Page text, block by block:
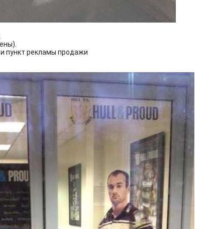
пункт рекламы продажи